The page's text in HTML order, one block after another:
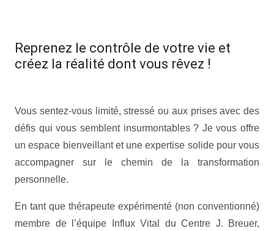
Reprenez le contrôle de votre vie et
créez la réalité dont vous rêvez !
Vous sentez-vous limité, stressé ou aux prises avec des
défis qui vous semblent insurmontables ? Je vous offre
un espace bienveillant et une expertise solide pour vous
accompagner sur le chemin de la transformation
personnelle.
En tant que thérapeute expérimenté (non conventionné)
membre de l’équipe Influx Vital du Centre J. Breuer,